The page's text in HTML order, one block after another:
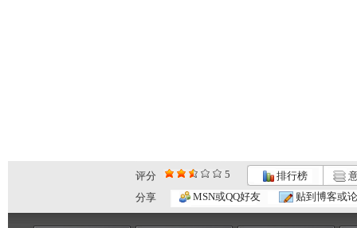
评分 5 排行榜
分享
MSN或QQ好友 贴到博客或